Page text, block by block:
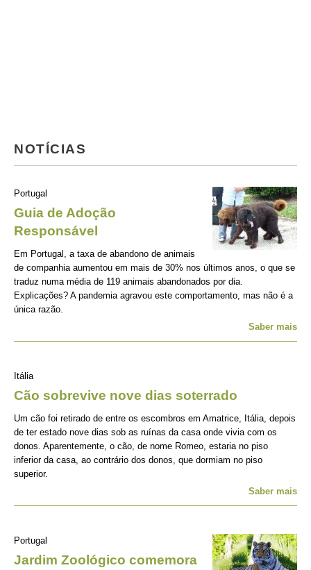
NOTÍCIAS
Portugal
Guia de Adoção
Responsável
Em Portugal, a taxa de abandono de animais
de companhia aumentou em mais de 30% nos últimos anos, o que se
traduz numa média de 119 animais abandonados por dia.
Explicações? A pandemia agravou este comportamento, mas não é a
única razão.
Saber mais
Itália
Cão sobrevive nove dias soterrado
Um cão foi retirado de entre os escombros em Amatrice, Itália, depois
de ter estado nove dias sob as ruínas da casa onde vivia com os
donos. Aparentemente, o cão, de nome Romeo, estaria no piso
inferior da casa, ao contrário dos donos, que dormiam no piso
superior.
Saber mais
Portugal
Jardim Zoológico comemora